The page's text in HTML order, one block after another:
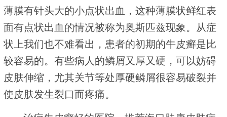
薄膜有针头大的小点状出血，这种薄膜状鲜红表
面有点状出血的情况被称为奥斯匹兹现象。从症
状上我们也不难看出，患者的初期的牛皮癣是比
较容易的。有些病人的鳞屑又厚又硬，可以妨碍
皮肤伸缩，尤其关节等处厚硬鳞屑很容易破裂并
使皮肤发生裂口而疼痛。